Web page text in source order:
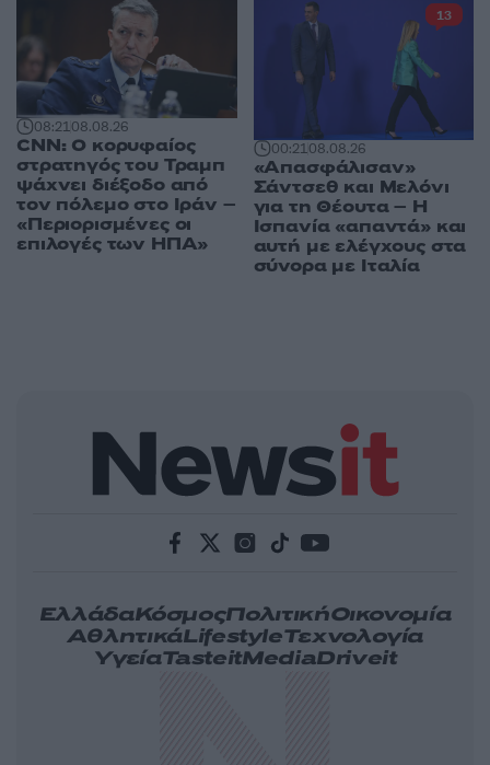
08:2108.08.26
CNN: Ο κορυφαίος
στρατηγός του Τραμπ
ψάχνει διέξοδο από
τον πόλεμο στο Ιράν –
«Περιορισμένες οι
επιλογές των ΗΠΑ»
00:2108.08.26
«Απασφάλισαν»
Σάντσεθ και Μελόνι
για τη Θέουτα – Η
Ισπανία «απαντά» και
αυτή με ελέγχους στα
σύνορα με Ιταλία
13
ΕλλάδαΚόσμοςΠολιτικήΟικονομία
ΑθλητικάLifestyleΤεχνολογία
ΥγείαTasteitMediaDriveit